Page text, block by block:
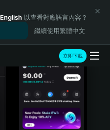
English 以查看對應語言內容？
繼續使用繁體中文
立即下載